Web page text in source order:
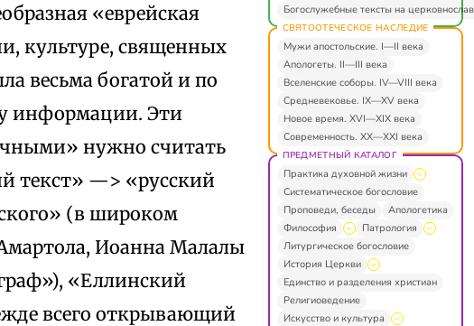
«еврейская
культуре, священных
весьма богатой и по
информации. Эти
нужно считать
текст» —> «русский
(в широком
Иоанна Малалы
«Еллинский
всего открывающий
Богослужебные тексты на
СВЯТООТЕЧЕСКОЕ НАСЛЕДИЕ
Мужи апостольские. I—II века
Апологеты. II—III века
Вселенские соборы. IV—VIII века
Средневековье. IX—XV века
Новое время. XVI—XIX века
Современность. XX—XXI века
ПРЕДМЕТНЫЙ КАТАЛОГ
Практика духовной жизни
Систематическое богословие
Проповеди, беседы
Апологетика
Философия
Патрология
Литургическое богословие
История Церкви
Единство и разделения христиан
Религиоведение
Искусство и культура